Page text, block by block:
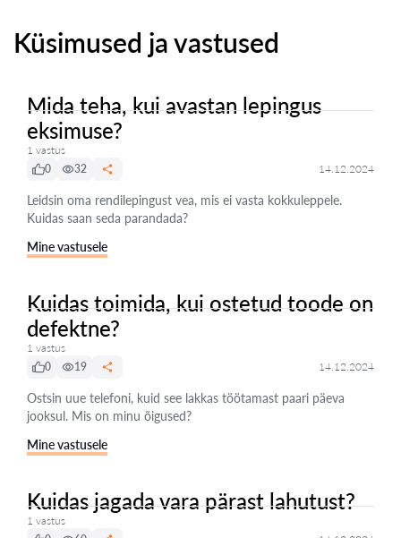
Küsimused ja vastused
Mida teha, kui avastan lepingus
eksimuse?
1 vastus
0
32 14.12.2024
Leidsin oma rendilepingust vea, mis ei vasta kokkuleppele.
Kuidas saan seda parandada?
Mine vastusele
Kuidas toimida, kui ostetud toode on
defektne?
1 vastus
0
19 14.12.2024
Ostsin uue telefoni, kuid see lakkas töötamast paari päeva
jooksul. Mis on minu õigused?
Mine vastusele
Kuidas jagada vara pärast lahutust?
1 vastus